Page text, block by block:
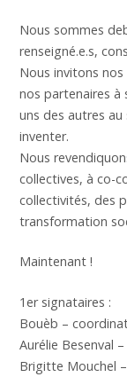
Nous sommes
renseigné.e.s,
Nous invitons
nos partenaires à
uns des autres
inventer.
Nous
collectives, à co-
collectivités, des
transformation
Maintenant !
1er signataires :
Bouèb –
Aurélie Besenval
Brigitte Mouchel